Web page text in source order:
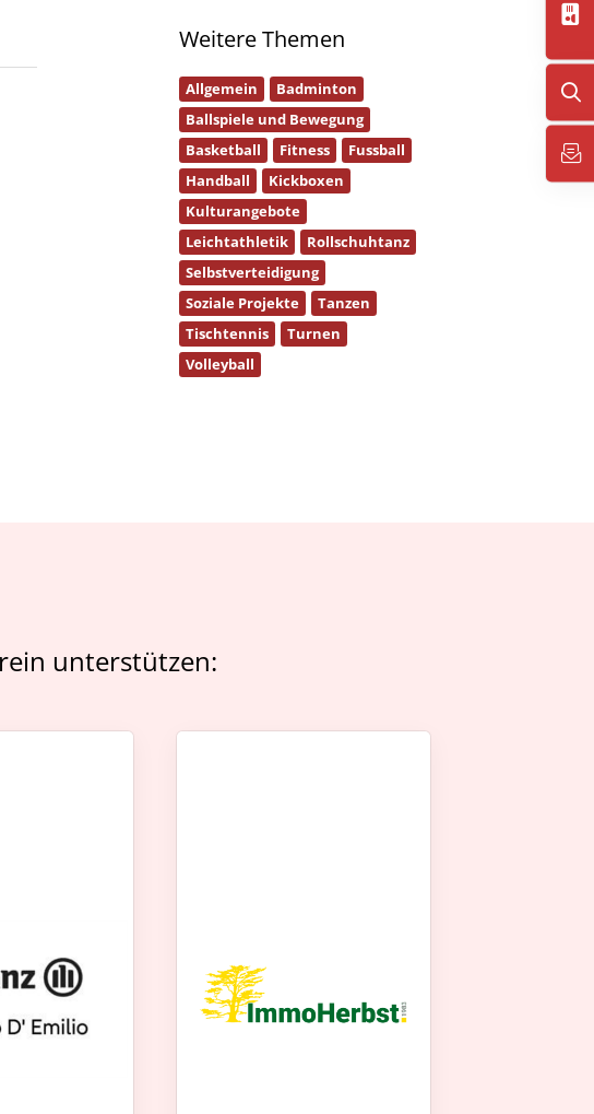
Weitere Themen
Allgemein
Badminton
Ballspiele und Bewegung
Basketball
Fitness
Fussball
Handball
Kickboxen
Kulturangebote
Leichtathletik
Rollschuhtanz
Selbstverteidigung
Soziale Projekte
Tanzen
Tischtennis
Turnen
Volleyball
unterstützen: